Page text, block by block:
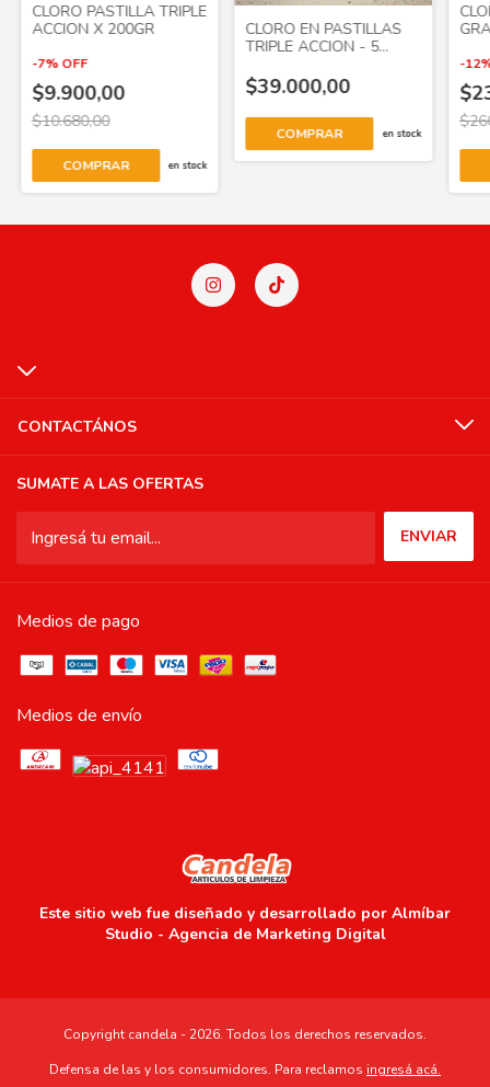
CLORO PASTILLA TRIPLE
ACCION X 200GR
-7%OFF
$9.900,00
$10.680,00
COMPRAR en stock
CLORO EN PASTILLAS
TRIPLE ACCION - 5
$39.000,00
COMPRAR en stock
50
-12
CONTACTÁNOS
SUMATE A LAS OFERTAS
Medios de pago
Medios de envío
Este sitio web fue diseñado y desarrollado por Almíbar
Studio - Agencia de Marketing Digital
Copyright candela - 2026. Todos los derechos reservados.
Defensa de las y los consumidores. Para reclamos ingresá acá.